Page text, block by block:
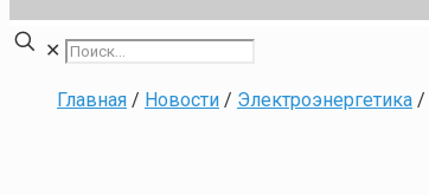
✕
Главная / Новости / Электроэнергетика /